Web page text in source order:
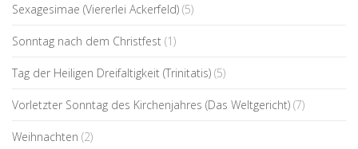
Sexagesimae (Viererlei Ackerfeld) (5)
Sonntag nach dem Christfest (1)
Tag der Heiligen Dreifaltigkeit (Trinitatis) (5)
Vorletzter Sonntag des Kirchenjahres (Das Weltgericht) (7)
Weihnachten (2)